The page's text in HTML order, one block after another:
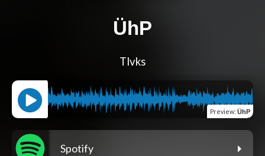
ÜhP
Tlvks
Preview: ÜhP
Spotify